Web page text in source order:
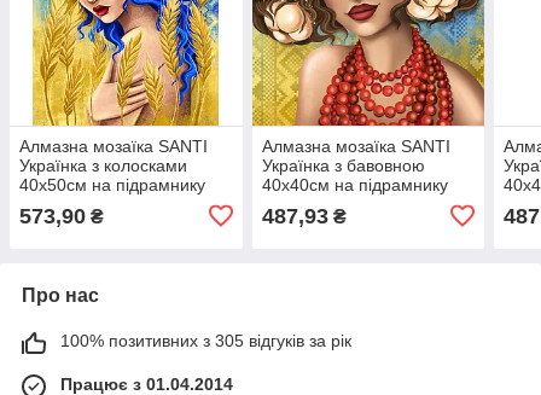
Алмазна мозаїка SANTI
Українка з колосками
40х50см на підрамнику
573,90 ₴
Алмазна мозаїка SANTI
Українка з бавовною
40х40см на підрамнику
487,93₴
Про нас
100% позитивних з 305 відгуків за рік
Працює з 01.04.2014